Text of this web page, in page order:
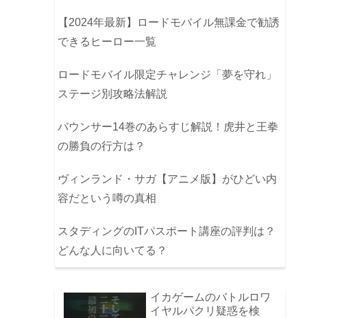
【2024年最新】ロードモバイル無課金で勧誘
できるヒーロー一覧
ロードモバイル限定チャレンジ「夢を守れ」
ステージ別攻略法解説
バウンサー14巻のあらすじ解説！虎井と王拳
の勝負の行方は？
ヴィンランド・サガ【アニメ版】がひどい内
容だという噂の真相
スタディングのITパスポート講座の評判は？
どんな人に向いてる？
イカゲームのバトルロワ
イヤルパクリ疑惑を検